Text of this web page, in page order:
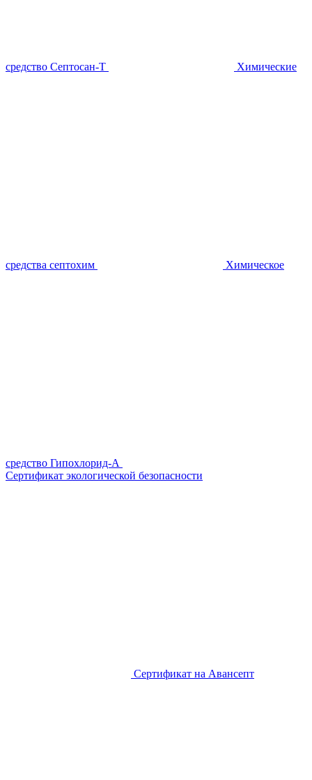
средство Септосан-Т Химические
средства септохим Химическое
средство Гипохлорид-А
Сертификат экологической безопасности
Сертификат на Авансепт